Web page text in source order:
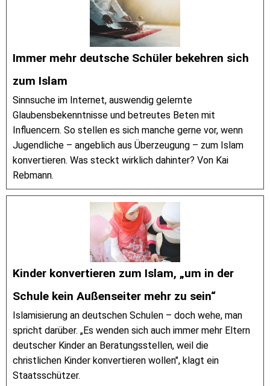
Immer mehr deutsche Schüler bekehren sich
zum Islam
Sinnsuche im Internet, auswendig gelernte
Glaubensbekenntnisse und betreutes Beten mit
Influencern. So stellen es sich manche gerne vor, wenn
Jugendliche – angeblich aus Überzeugung – zum Islam
konvertieren. Was steckt wirklich dahinter? Von Kai
Rebmann.
Kinder konvertieren zum Islam, „um in der
Schule kein Außenseiter mehr zu sein“
Islamisierung an deutschen Schulen – doch wehe, man
spricht darüber. „Es wenden sich auch immer mehr Eltern
deutscher Kinder an Beratungsstellen, weil die
christlichen Kinder konvertieren wollen", klagt ein
Staatsschützer.